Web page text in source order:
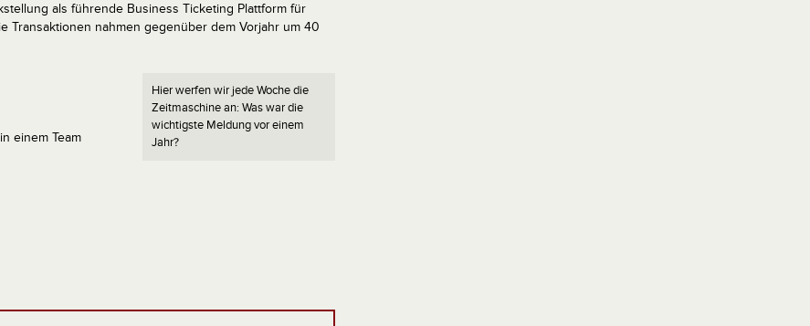
als führende Business Ticketing Plattform für
Transaktionen nahmen gegenüber dem Vorjahr um 40
Hier werfen wir jede Woche die
Zeitmaschine an: Was war die
wichtigste Meldung vor einem
Jahr?
einem Team